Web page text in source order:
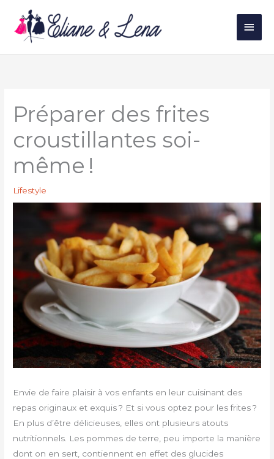
contenu
Préparer des frites
croustillantes soi-
même !
Lifestyle
Envie de faire plaisir à vos enfants en leur cuisinant des
repas originaux et exquis ? Et si vous optez pour les frites ?
En plus d’être délicieuses, elles ont plusieurs atouts
nutritionnels. Les pommes de terre, peu importe la manière
dont on en sert, contiennent en effet des glucides